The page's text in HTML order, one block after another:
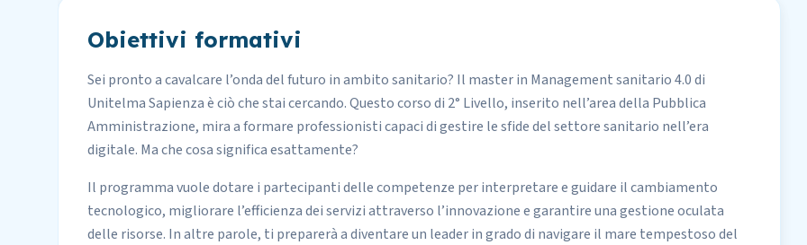
Obiettivi formativi
Sei pronto a cavalcare l’onda del futuro in ambito sanitario? Il master in Management sanitario 4.0 di
Unitelma Sapienza è ciò che stai cercando. Questo corso di 2° Livello, inserito nell’area della Pubblica
Amministrazione, mira a formare professionisti capaci di gestire le sfide del settore sanitario nell’era
digitale. Ma che cosa significa esattamente?
Il programma vuole dotare i partecipanti delle competenze per interpretare e guidare il cambiamento
tecnologico, migliorare l’efficienza dei servizi attraverso l’innovazione e garantire una gestione oculata
delle risorse. In altre parole, ti preparerà a diventare un leader in grado di navigare il mare tempestoso del